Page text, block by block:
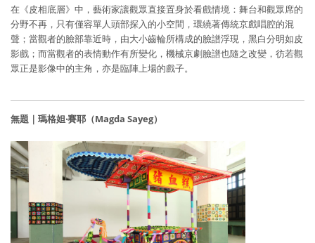
在《皮相底層》中，藝術家讓觀眾直接置身於看戲情境：舞台和觀眾席的
分野不再，只有僅容單人頭部探入的小空間，環繞著傳統京戲唱腔的混
聲；當觀者的臉部靠近時，由大小齒輪所構成的臉譜浮現，黑白分明如皮
影戲；而當觀者的表情動作有所變化，機械京劇臉譜也隨之改變，彷若觀
眾正是影像中的主角，亦是臨陣上場的戲子。
無題｜瑪格妲‧賽耶（Magda Sayeg）